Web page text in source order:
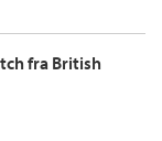
fra British